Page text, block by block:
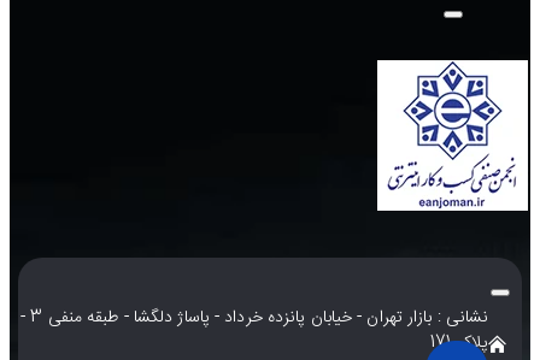
نشانی : بازار تهران - خیابان پانزده خرداد - پاساژ دلگشا - طبقه منفی 3 -
پلاک 171